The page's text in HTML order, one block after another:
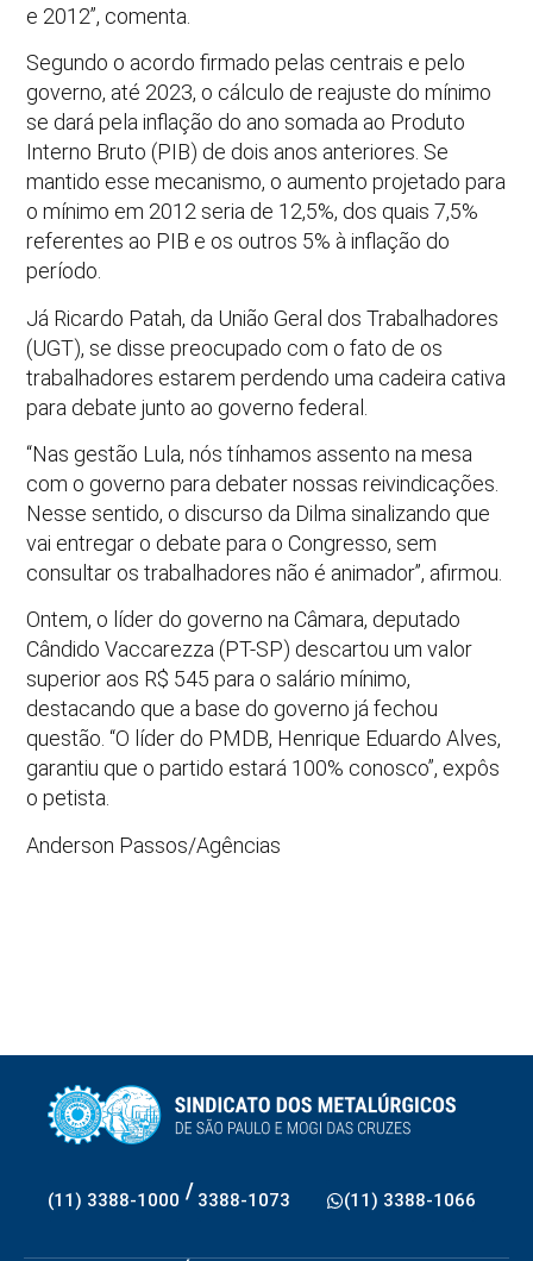
e 2012”, comenta.
Segundo o acordo firmado pelas centrais e pelo
governo, até 2023, o cálculo de reajuste do mínimo
se dará pela inflação do ano somada ao Produto
Interno Bruto (PIB) de dois anos anteriores. Se
mantido esse mecanismo, o aumento projetado para
o mínimo em 2012 seria de 12,5%, dos quais 7,5%
referentes ao PIB e os outros 5% à inflação do
período.
Já Ricardo Patah, da União Geral dos Trabalhadores
(UGT), se disse preocupado com o fato de os
trabalhadores estarem perdendo uma cadeira cativa
para debate junto ao governo federal.
“Nas gestão Lula, nós tínhamos assento na mesa
com o governo para debater nossas reivindicações.
Nesse sentido, o discurso da Dilma sinalizando que
vai entregar o debate para o Congresso, sem
consultar os trabalhadores não é animador”, afirmou.
Ontem, o líder do governo na Câmara, deputado
Cândido Vaccarezza (PT-SP) descartou um valor
superior aos R$ 545 para o salário mínimo,
destacando que a base do governo já fechou
questão. “O líder do PMDB, Henrique Eduardo Alves,
garantiu que o partido estará 100% conosco”, expôs
o petista.
Anderson Passos/Agências
(11) 3388-1000 / 3388-1073 (11) 3388-1066